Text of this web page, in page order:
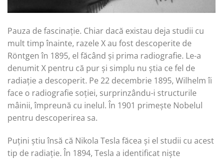
Pauza de fascinație. Chiar dacă existau deja studii cu
mult timp înainte, razele X au fost descoperite de
Röntgen în 1895, el făcând și prima radiografie. Le-a
denumit X pentru că pur și simplu nu știa ce fel de
radiație a descoperit. Pe 22 decembrie 1895, Wilhelm îi
face o radiografie soției, surprinzându-i structurile
mâinii, împreună cu inelul. În 1901 primește Nobelul
pentru descoperirea sa.
Puțini știu însă că Nikola Tesla făcea și el studii cu acest
tip de radiație. În 1894, Tesla a identificat niște